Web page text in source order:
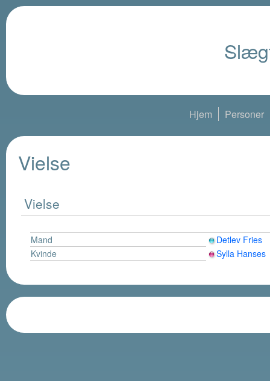
Hjem Personer
Vielse
Vielse
Mand
Detlev Fries
Kvinde
Sylla Hanses